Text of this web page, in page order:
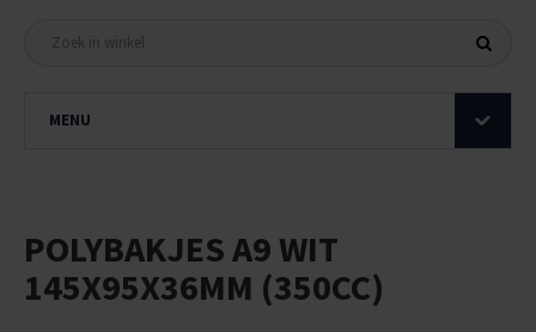
MENU
POLYBAKJES A9 WIT
145X95X36MM (350CC)